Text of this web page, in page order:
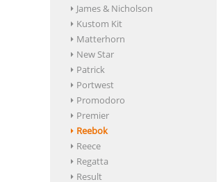
James & Nicholson
Kustom Kit
Matterhorn
New Star
Patrick
Portwest
Promodoro
Premier
Reebok
Reece
Regatta
Result